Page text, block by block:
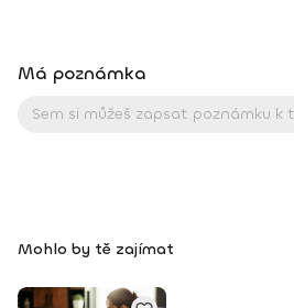
Má poznámka
Mohlo by tě zajímat